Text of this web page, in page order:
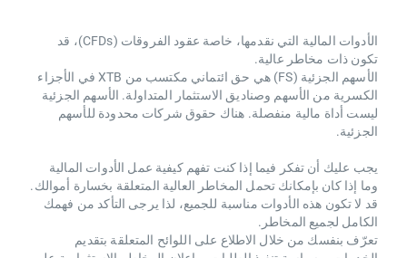
الأدوات المالية التي نقدمها، خاصة عقود الفروقات (CFDs)، قد
تكون ذات مخاطر عالية.
الأسهم الجزئية (FS) هي حق ائتماني مكتسب من XTB ​​في الأجزاء
الكسرية من الأسهم وصناديق الاستثمار المتداولة. الأسهم الجزئية
ليست أداة مالية منفصلة. هناك حقوق شركات محدودة للأسهم
الجزئية.
يجب عليك أن تفكر فيما إذا كنت تفهم كيفية عمل الأدوات المالية
وما إذا كان بإمكانك تحمل المخاطر العالية المتعلقة بخسارة أموالك.
قد لا تكون هذه الأدوات مناسبة للجميع، لذا يرجى التأكد من فهمك
الكامل لجميع المخاطر.
تعرّف بنفسك من خلال الاطلاع على اللوائح المتعلقة بتقديم